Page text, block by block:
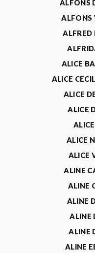
ALFONS
ALFONS
ALFRED
ALICE
ALICE
ALICE
ALICE
ALICE
ALICE
ALINE
ALINE
ALINE
ALINE
ALINE
ALINE